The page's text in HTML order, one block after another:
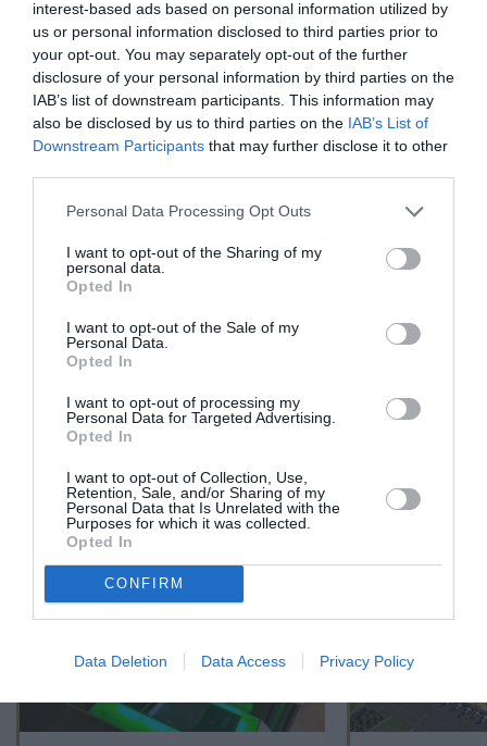
interest-based ads based on personal information utilized by
us or personal information disclosed to third parties prior to
your opt-out. You may separately opt-out of the further
disclosure of your personal information by third parties on the
IAB’s list of downstream participants. This information may
also be disclosed by us to third parties on the IAB’s List of
Downstream Participants that may further disclose it to other
Personal Data Processing Opt Outs
I want to opt-out of the Sharing of my
personal data.
Opted In
I want to opt-out of the Sale of my
Personal Data.
Opted In
I want to opt-out of processing my
Personal Data for Targeted Advertising.
Opted In
I want to opt-out of Collection, Use,
Retention, Sale, and/or Sharing of my
Personal Data that Is Unrelated with the
Purposes for which it was collected.
Opted In
CONFIRM
Data Deletion Data Access Privacy Policy
ABONNEMENT
PUBLICITÉ
PSEUDONYME
RÉSERVÉ
ARTICLES LES PLUS
CONSULTÉS DU MOIS